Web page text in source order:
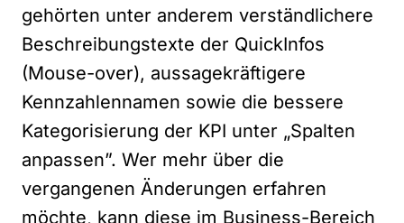
gehörten unter anderem verständlichere
Beschreibungstexte der QuickInfos
(Mouse-over), aussagekräftigere
Kennzahlennamen sowie die bessere
Kategorisierung der KPI unter „Spalten
anpassen”. Wer mehr über die
vergangenen Änderungen erfahren
möchte, kann diese im Business-Bereich